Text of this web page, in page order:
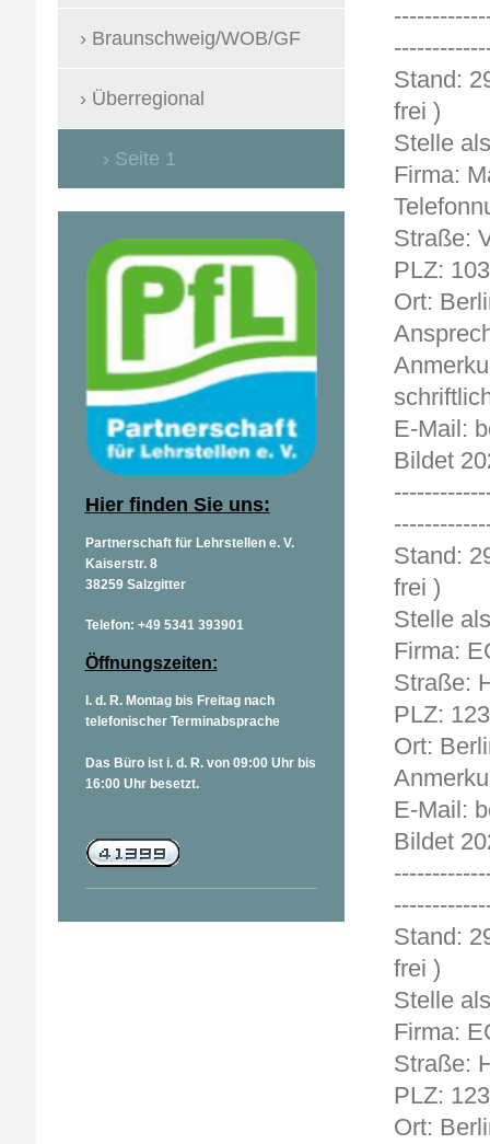
frei )
Stelle
Firma:
Straße:
PLZ:
Ort:
E-Mail:
Bildet
frei )
Stelle
Firma:
Straße:
PLZ:
Ort:
E-Mail:
Bildet
frei )
Stelle
Firma:
Straße:
PLZ:
Ort:
Braunschweig/WOB/GF
Überregional
Seite 1
Hier finden Sie uns:
Partnerschaft für Lehrstellen e. V.
Kaiserstr. 8
38259 Salzgitter
Telefon: +49 5341 393901
Öffnungszeiten:
I. d. R. Montag bis Freitag nach
telefonischer Terminabsprache
Das Büro ist i. d. R. von 09:00 Uhr bis
16:00 Uhr besetzt.